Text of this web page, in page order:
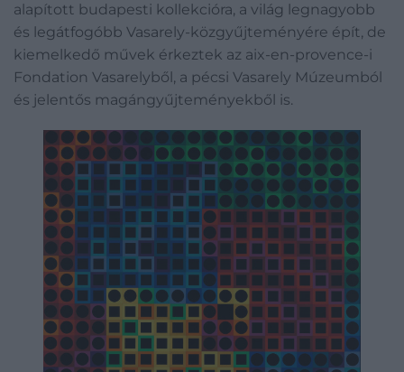
alapított budapesti kollekcióra, a világ legnagyobb
és legátfogóbb Vasarely-közgyűjteményére épít, de
kiemelkedő művek érkeztek az aix-en-provence-i
Fondation Vasarelyből, a pécsi Vasarely Múzeumból
és jelentős magángyűjteményekből is.